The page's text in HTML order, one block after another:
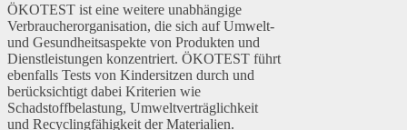
ÖKOTEST ist eine weitere unabhängige
Verbraucherorganisation, die sich auf Umwelt-
und Gesundheitsaspekte von Produkten und
Dienstleistungen konzentriert. ÖKOTEST führt
ebenfalls Tests von Kindersitzen durch und
berücksichtigt dabei Kriterien wie
Schadstoffbelastung, Umweltverträglichkeit
und Recyclingfähigkeit der Materialien.